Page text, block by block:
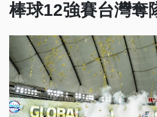
棒球12強賽台灣奪